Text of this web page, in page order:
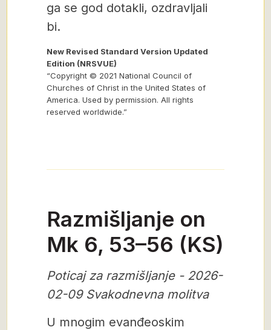
ga se god dotakli, ozdravljali
bi.
New Revised Standard Version Updated
Edition (NRSVUE)
“Copyright © 2021 National Council of
Churches of Christ in the United States of
America. Used by permission. All rights
reserved worldwide.”
Razmišljanje on
Mk 6, 53–56 (KS)
Poticaj za razmišljanje - 2026-
02-09 Svakodnevna molitva
U mnogim evanđeoskim